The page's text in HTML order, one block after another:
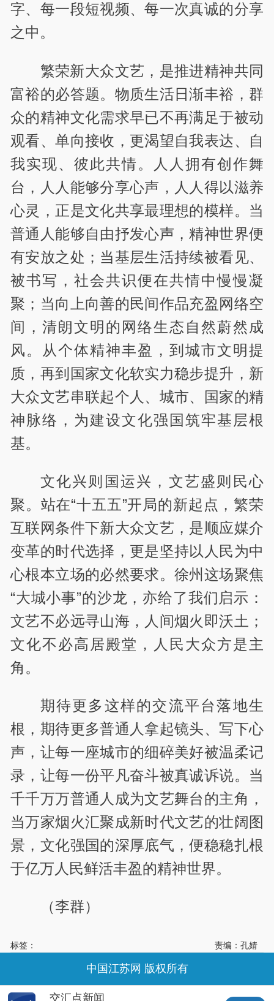
字、每一段短视频、每一次真诚的分享
之中。
繁荣新大众文艺，是推进精神共同
富裕的必答题。物质生活日渐丰裕，群
众的精神文化需求早已不再满足于被动
观看、单向接收，更渴望自我表达、自
我实现、彼此共情。人人拥有创作舞
台，人人能够分享心声，人人得以滋养
心灵，正是文化共享最理想的模样。当
普通人能够自由抒发心声，精神世界便
有安放之处；当基层生活持续被看见、
被书写，社会共识便在共情中慢慢凝
聚；当向上向善的民间作品充盈网络空
间，清朗文明的网络生态自然蔚然成
风。从个体精神丰盈，到城市文明提
质，再到国家文化软实力稳步提升，新
大众文艺串联起个人、城市、国家的精
神脉络，为建设文化强国筑牢基层根
基。
文化兴则国运兴，文艺盛则民心
聚。站在“十五五”开局的新起点，繁荣
互联网条件下新大众文艺，是顺应媒介
变革的时代选择，更是坚持以人民为中
心根本立场的必然要求。徐州这场聚焦
“大城小事”的沙龙，亦给了我们启示：
文艺不必远寻山海，人间烟火即沃土；
文化不必高居殿堂，人民大众方是主
角。
期待更多这样的交流平台落地生
根，期待更多普通人拿起镜头、写下心
声，让每一座城市的细碎美好被温柔记
录，让每一份平凡奋斗被真诚诉说。当
千千万万普通人成为文艺舞台的主角，
当万家烟火汇聚成新时代文艺的壮阔图
景，文化强国的深厚底气，便稳稳扎根
于亿万人民鲜活丰盈的精神世界。
（李群）
标签： 责编：孔婧
交汇点新闻
中国江苏网 版权所有